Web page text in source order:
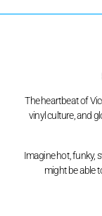
The heartbeat of
vinyl culture, and
Imagine hot, funky,
might be able